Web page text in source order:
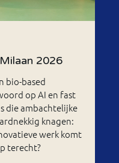
2026
bio-based
op AI en fast
die ambachtelijke
knagen:
werk komt
terecht?